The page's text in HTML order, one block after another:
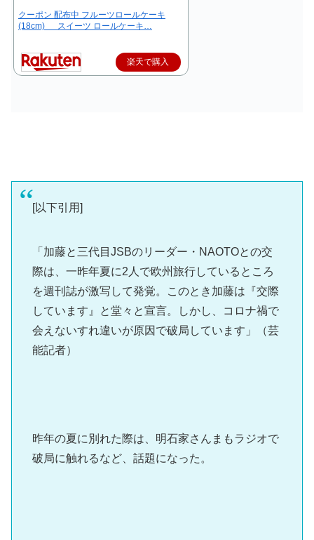
クーポン 配布中 フルーツロールケーキ
(18cm) スイーツ ロールケーキ…
楽天で購入
[以下引用]
「加藤と三代目JSBのリーダー・NAOTOとの交
際は、一昨年夏に2人で欧州旅行しているところ
を週刊誌が激写して発覚。このとき加藤は『交際
しています』と堂々と宣言。しかし、コロナ禍で
会えないすれ違いが原因で破局しています」（芸
能記者）
昨年の夏に別れた際は、明石家さんまもラジオで
破局に触れるなど、話題になった。